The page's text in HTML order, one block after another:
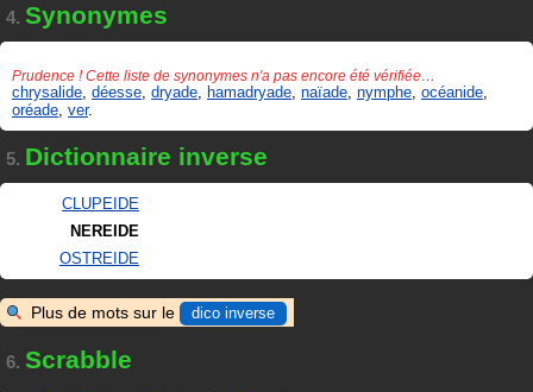
4. Synonymes
Prudence ! Cette liste de synonymes n'a pas encore été vérifiée…
chrysalide déesse dryade hamadryade naïade nymphe océanide
oréade ver.
5. Dictionnaire inverse
CLUPEIDE
NEREIDE
OSTREIDE
Plus de mots sur le dico inverse
6. Scrabble